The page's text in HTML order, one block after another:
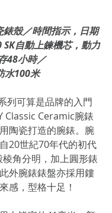
殼／時間指示，日期
自動上鍊機芯，動力
48小時／
水100米
列可算是品牌的入門
Classic Ceramic腕錶
陶瓷打造的腕錶。腕
20世紀70年代的初代
棱角分明，加上圓形錶
外腕錶錶盤亦採用鏤
感，型格十足！